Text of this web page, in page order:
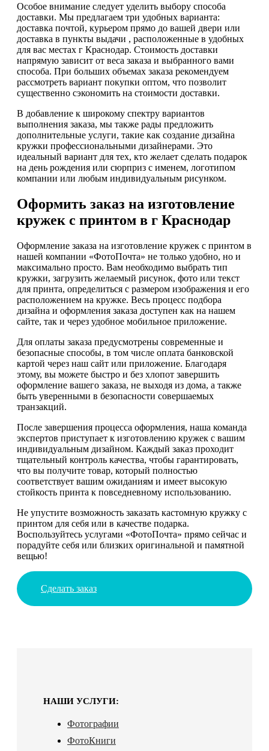
Особое внимание следует уделить выбору способа
доставки. Мы предлагаем три удобных варианта:
доставка почтой, курьером прямо до вашей двери или
доставка в пункты выдачи , расположенные в удобных
для вас местах г Краснодар. Стоимость доставки
напрямую зависит от веса заказа и выбранного вами
способа. При больших объемах заказа рекомендуем
рассмотреть вариант покупки оптом, что позволит
существенно сэкономить на стоимости доставки.
В добавление к широкому спектру вариантов
выполнения заказа, мы также рады предложить
дополнительные услуги, такие как создание дизайна
кружки профессиональными дизайнерами. Это
идеальный вариант для тех, кто желает сделать подарок
на день рождения или сюрприз с именем, логотипом
компании или любым индивидуальным рисунком.
Оформить заказ на изготовление
кружек с принтом в г Краснодар
Оформление заказа на изготовление кружек с принтом в
нашей компании «ФотоПочта» не только удобно, но и
максимально просто. Вам необходимо выбрать тип
кружки, загрузить желаемый рисунок, фото или текст
для принта, определиться с размером изображения и его
расположением на кружке. Весь процесс подбора
дизайна и оформления заказа доступен как на нашем
сайте, так и через удобное мобильное приложение.
Для оплаты заказа предусмотрены современные и
безопасные способы, в том числе оплата банковской
картой через наш сайт или приложение. Благодаря
этому, вы можете быстро и без хлопот завершить
оформление вашего заказа, не выходя из дома, а также
быть уверенными в безопасности совершаемых
транзакций.
После завершения процесса оформления, наша команда
экспертов приступает к изготовлению кружек с вашим
индивидуальным дизайном. Каждый заказ проходит
тщательный контроль качества, чтобы гарантировать,
что вы получите товар, который полностью
соответствует вашим ожиданиям и имеет высокую
стойкость принта к повседневному использованию.
Не упустите возможность заказать кастомную кружку с
принтом для себя или в качестве подарка.
Воспользуйтесь услугами «ФотоПочта» прямо сейчас и
порадуйте себя или близких оригинальной и памятной
вещью!
Сделать заказ
НАШИ УСЛУГИ:
Фотографии
ФотоКниги